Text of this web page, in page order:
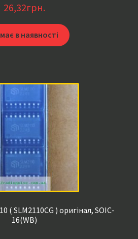
26,32грн.
в наявності
( SLM2110CG ) оригінал, SOIC-
16(WB)